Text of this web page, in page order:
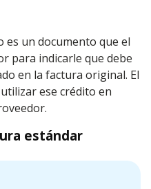
es un documento que el
para indicarle que debe
en la factura original. El
ese crédito en
estándar